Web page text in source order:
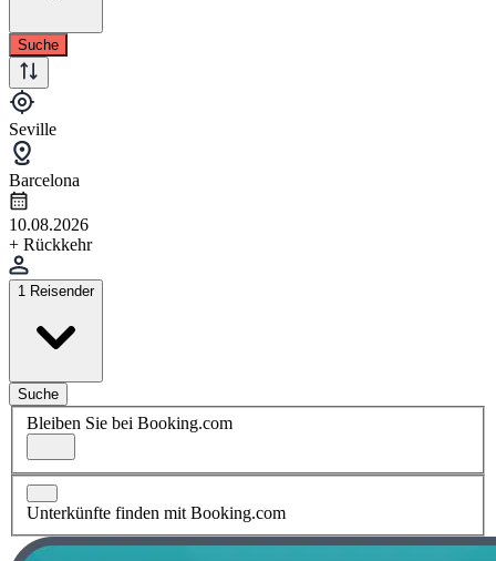
Suche
Seville
Barcelona
10.08.2026
+ Rückkehr
1 Reisender
Suche
Bleiben Sie bei Booking.com
Unterkünfte finden mit Booking.com